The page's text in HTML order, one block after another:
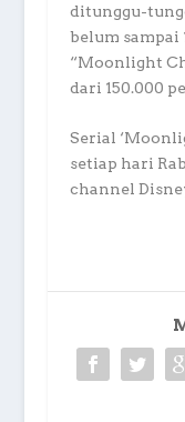
ditunggu-
belum sampai
“Moonlight
dari 150.000
Serial
setiap hari
channel